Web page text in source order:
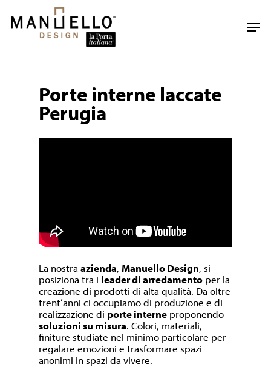
main
Porte interne laccate
Perugia
La nostraazienda, Manuello Design, si
posiziona tra i leader di arredamento per la
creazione di prodotti di alta qualità. Da oltre
trent’anni ci occupiamo di produzione e di
realizzazione di porte interne proponendo
soluzioni su misura. Colori, materiali,
finiture studiate nel minimo particolare per
regalare emozioni e trasformare spazi
anonimi in spazi da vivere.